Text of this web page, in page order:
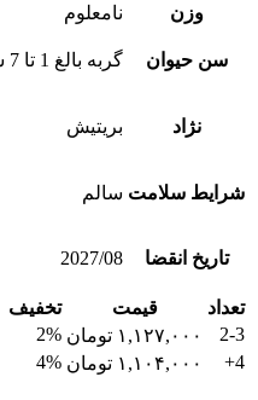
وزن نامعلوم
سن حیوان گربه بالغ 1 تا 7 سال
نژاد بریتیش
شرایط سلامت سالم
تاریخ انقضا 2027/08
تعداد قیمت
تخفیف
2-3
۱,۱۲۷,۰۰۰ تومان 2%
4+
۱,۱۰۴,۰۰۰ تومان 4%